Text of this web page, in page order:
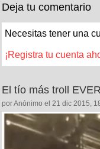
Deja tu comentario
Necesitas tener una
¡Registra tu cuenta
El tío más troll
por Anónimo el 21 dic 2015,